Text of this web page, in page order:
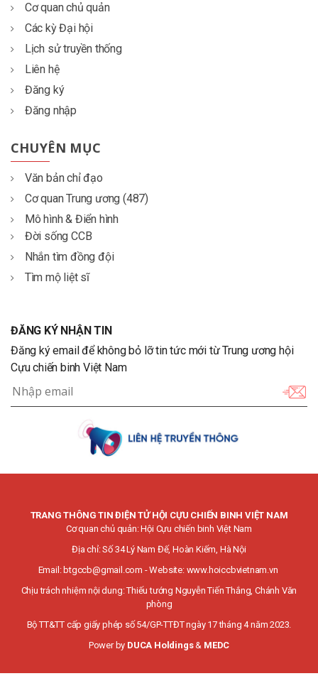
Cơ quan chủ quản
Các kỳ Đại hội
Lịch sử truyền thống
Liên hệ
Đăng ký
Đăng nhập
CHUYÊN MỤC
Văn bản chỉ đạo
Cơ quan Trung ương (487)
Mô hình & Điển hình
Đời sống CCB
Nhắn tìm đồng đội
Tìm mộ liệt sĩ
ĐĂNG KÝ NHẬN TIN
Đăng ký email để không bỏ lỡ tin tức mới từ Trung ương hội
Cựu chiến binh Việt Nam
TRANG THÔNG TIN ĐIỆN TỬ HỘI CỰU CHIẾN BINH VIỆT NAM
Cơ quan chủ quản: Hội Cựu chiến binh Việt Nam
Địa chỉ: Số 34 Lý Nam Đế, Hoàn Kiếm, Hà Nội
Email: btgccb@gmail.com - Website: www.hoiccbvietnam.vn
Chịu trách nhiệm nội dung: Thiếu tướng Nguyễn Tiến Thắng, Chánh Văn
phòng
Bộ TT&TT cấp giấy phép số 54/GP-TTĐT ngày 17 tháng 4 năm 2023.
Power by DUCA Holdings& MEDC